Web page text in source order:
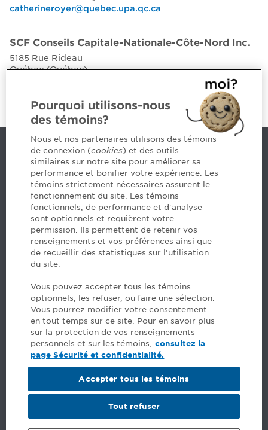
catherineroyer@quebec.upa.qc.ca
SCF Conseils Capitale-Nationale-Côte-Nord Inc.
5185 Rue Rideau
Québec (Québec)
Nous joindre
514 788-1376 1 800 363-4688 [3033]
emploiCPA@cpaquebec.ca
5, Place Ville Marie, bureau 800, Montréal
(Québec)H3B 2G2
www.cpaquebec.ca
Facebook – CPA
Instagram
LinkedIn - CPA
LinkedIn - Emploi CPA
TikTok
YouTube
Sécurité et confidentialité
Pourquoi utilisons-nous
des témoins?
Nous et nos partenaires utilisons des témoins
de connexion (cookies) et des outils
similaires sur notre site pour améliorer sa
performance et bonifier votre expérience. Les
témoins strictement nécessaires assurent le
fonctionnement du site. Les témoins
fonctionnels, de performance et d'analyse
sont optionnels et requièrent votre
permission. Ils permettent de retenir vos
renseignements et vos préférences ainsi que
de recueillir des statistiques sur l'utilisation
du site.
Vous pouvez accepter tous les témoins
optionnels, les refuser, ou faire une sélection.
Vous pourrez modifier votre consentement
en tout temps sur ce site. Pour en savoir plus
sur la protection de vos renseignements
personnels et sur les témoins, consultez la
page Sécurité et confidentialité.
Tout refuser
Accepter tous les témoins